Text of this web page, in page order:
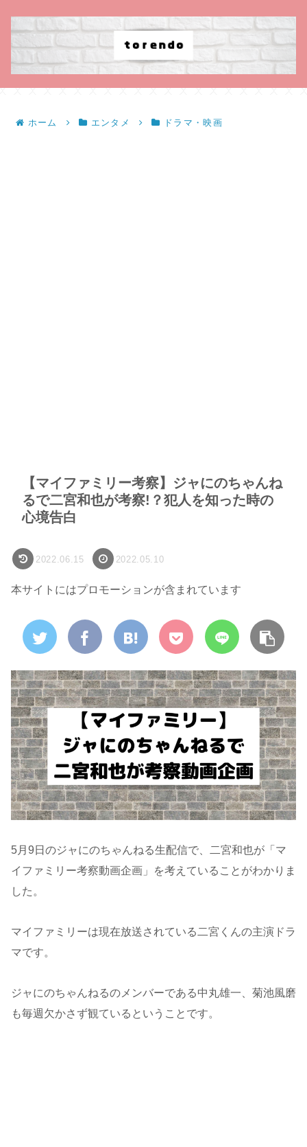
ホーム エンタメ ドラマ・映画
【マイファミリー考察】ジャにのちゃんね
るで二宮和也が考察!？犯人を知った時の
心境告白
2022.06.15 2022.05.10
本サイトにはプロモーションが含まれています
5月9日のジャにのちゃんねる生配信で、二宮和也が「マ
イファミリー考察動画企画」を考えていることがわかりま
した。
マイファミリーは現在放送されている二宮くんの主演ドラ
マです。
ジャにのちゃんねるのメンバーである中丸雄一、菊池風磨
も毎週欠かさず観ているということです。